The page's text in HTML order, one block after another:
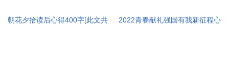
朝花夕拾读后心得400字[此文共
2022青春献礼强国有我新征程心